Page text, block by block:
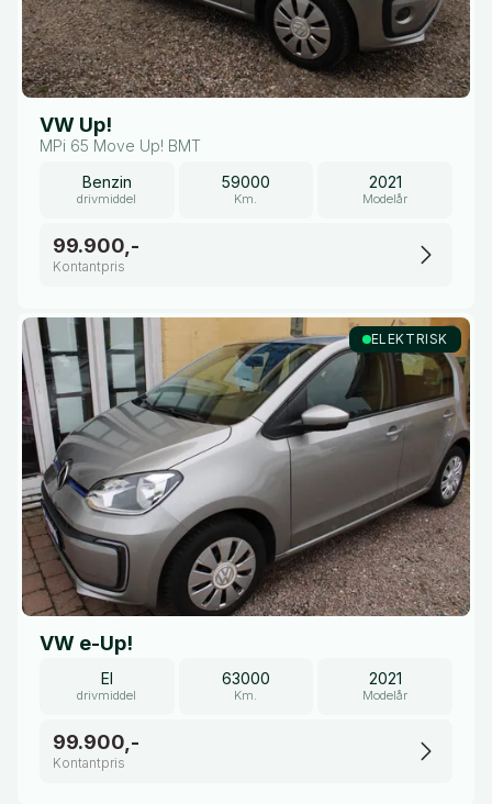
VW Up!
MPi 65 Move Up! BMT
Benzin
drivmiddel
59000
Km.
2021
Modelår
99.900,-
Kontantpris
ELEKTRISK
VW e-Up!
El
drivmiddel
63000
Km.
2021
Modelår
99.900,-
Kontantpris